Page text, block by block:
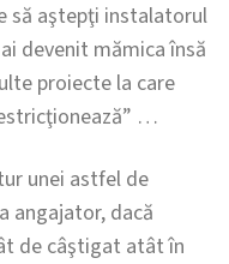
să aştepţi instalatorul
devenit mămica însă
proiecte la care
…
unei astfel de
angajator, dacă
de câştigat atât în